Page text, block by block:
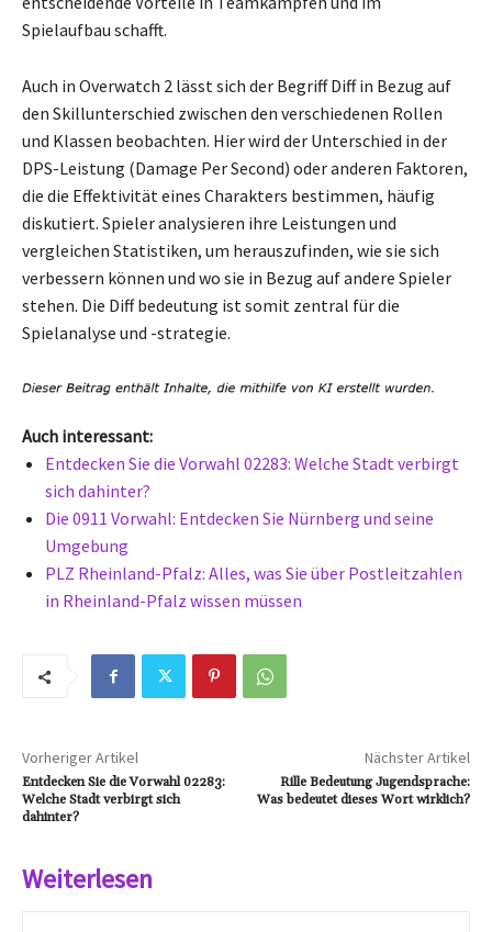
Spielaufbau schafft.
Auch in Overwatch 2 lässt sich der Begriff Diff in Bezug auf
den Skillunterschied zwischen den verschiedenen Rollen
und Klassen beobachten. Hier wird der Unterschied in der
DPS-Leistung (Damage Per Second) oder anderen Faktoren,
die die Effektivität eines Charakters bestimmen, häufig
diskutiert. Spieler analysieren ihre Leistungen und
vergleichen Statistiken, um herauszufinden, wie sie sich
verbessern können und wo sie in Bezug auf andere Spieler
stehen. Die Diff bedeutung ist somit zentral für die
Spielanalyse und -strategie.
Auch interessant:
Entdecken Sie die Vorwahl 02283: Welche Stadt verbirgt
sich dahinter?
Die 0911 Vorwahl: Entdecken Sie Nürnberg und seine
Umgebung
PLZ Rheinland-Pfalz: Alles, was Sie über Postleitzahlen
in Rheinland-Pfalz wissen müssen
Vorheriger Artikel
Entdecken Sie die Vorwahl 02283:
Welche Stadt verbirgt sich
dahinter?
Nächster Artikel
Rille Bedeutung Jugendsprache:
Was bedeutet dieses Wort wirklich?
Weiterlesen